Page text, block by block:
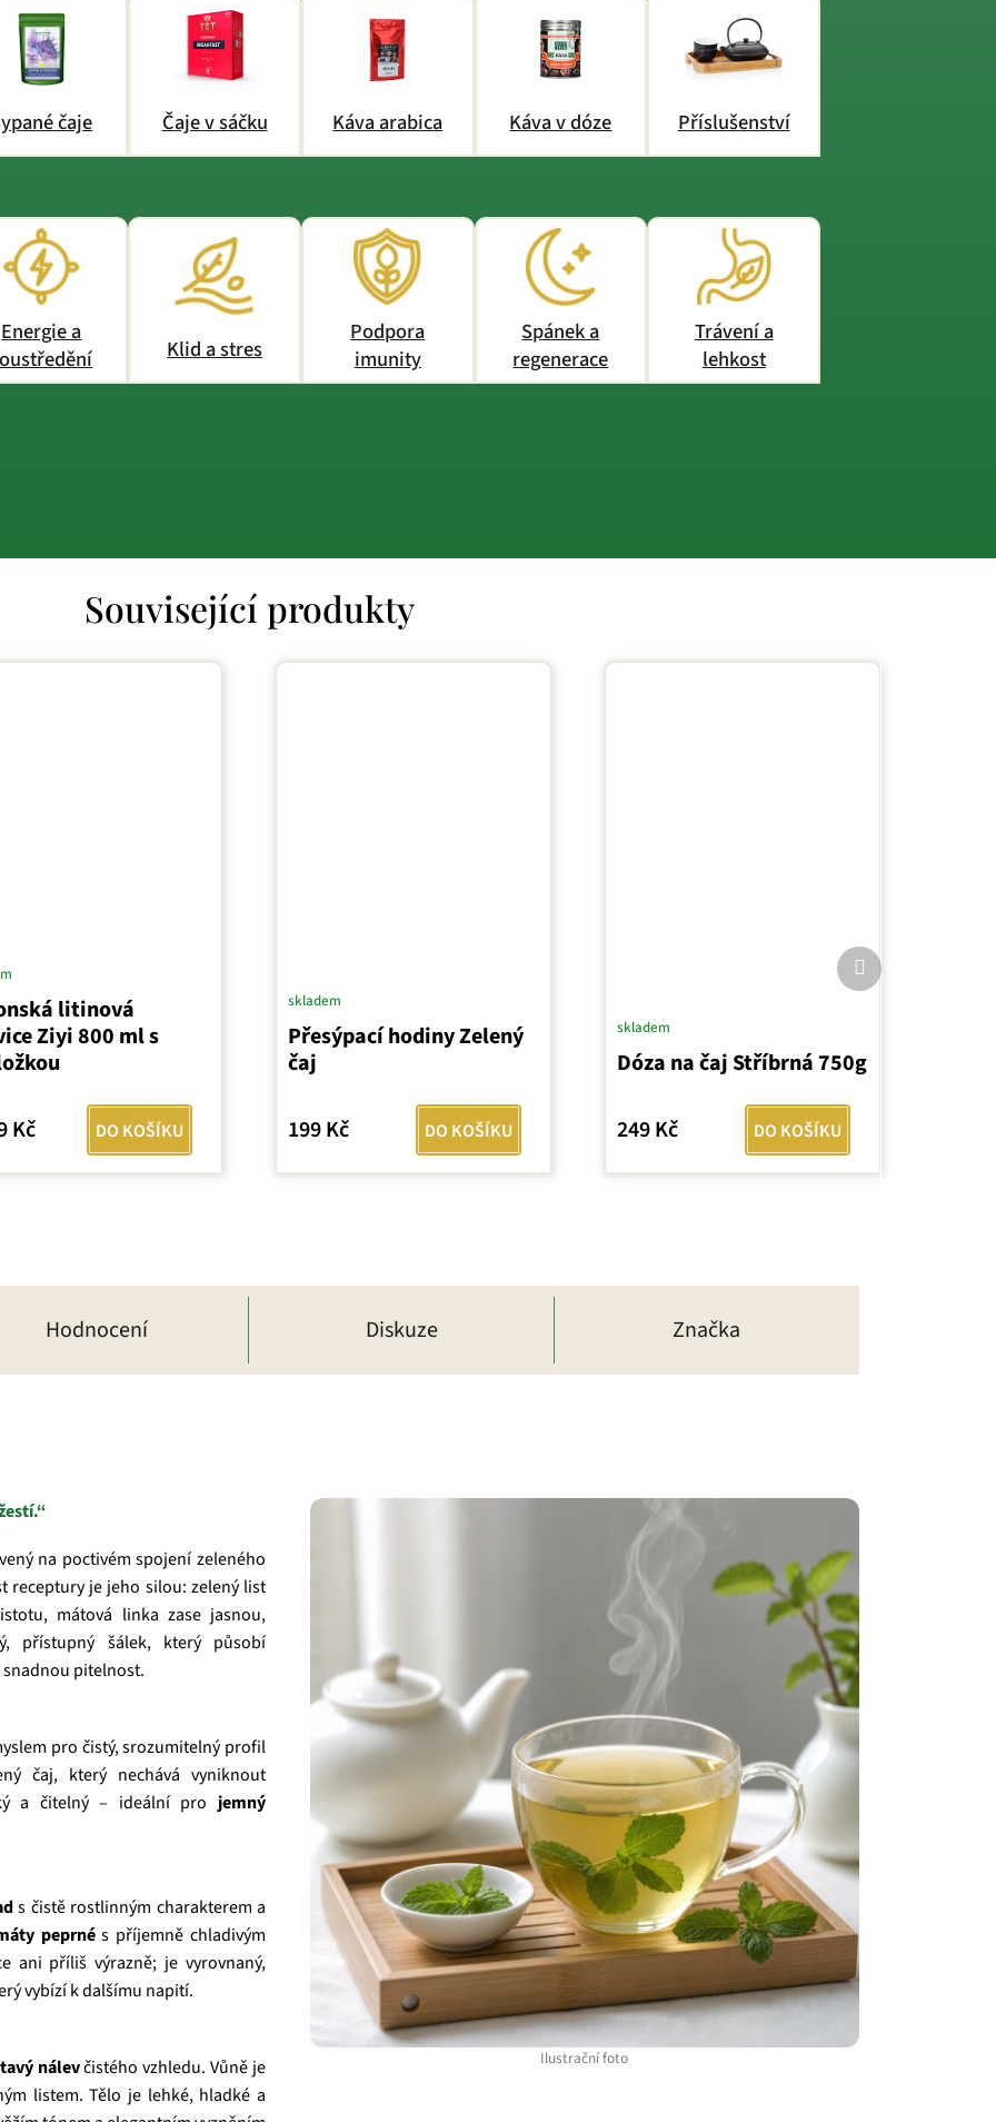
čaje Čaje v sáčku Káva arabica Káva v dóze Příslušenství
Energie a
Klid a stres
Podpora
imunity
Spánek a
regenerace
Trávení a
lehkost
Související produkty
litinová
Ziyi 800 ml s
Kč DO KOŠÍKU
Přesýpací hodiny Zelený
čaj
skladem
199 Kč DO KOŠÍKU
Dóza na čaj Stříbrná 750g
skladem
249 Kč DO KOŠÍKU
Další
produkt
Hodnocení Diskuze Značka
Ilustrační foto
na poctivém spojení zeleného
receptury je jeho silou: zelený list
mátová linka zase jasnou,
přístupný šálek, který působí
pitelnost.
pro čistý, srozumitelný profil
čaj, který nechává vyniknout
a čitelný – ideální pro jemný
s čistě rostlinným charakterem a
peprnés příjemně chladivým
ani příliš výrazně; je vyrovnaný,
vybízí k dalšímu napití.
nálevčistého vzhledu. Vůně je
listem. Tělo je lehké, hladké a